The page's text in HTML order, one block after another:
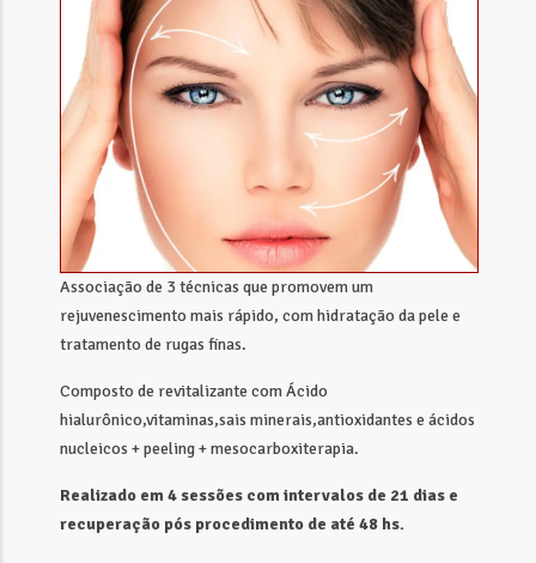
Associação de 3 técnicas que promovem um
rejuvenescimento mais rápido, com hidratação da pele e
tratamento de rugas finas.
Composto de revitalizante com Ácido
hialurônico,vitaminas,sais minerais,antioxidantes e ácidos
nucleicos + peeling + mesocarboxiterapia.
Realizado em 4 sessões com intervalos de 21 dias e
recuperação pós procedimento de até 48 hs.